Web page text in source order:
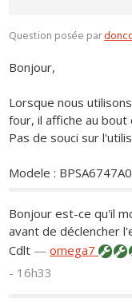
Question posée par
Bonjour,
Lorsque nous
four, il affiche au
Pas de souci sur
Modele :
Bonjour est-ce qu'il
avant de déclencher
Cdlt —omega7
- 16h33